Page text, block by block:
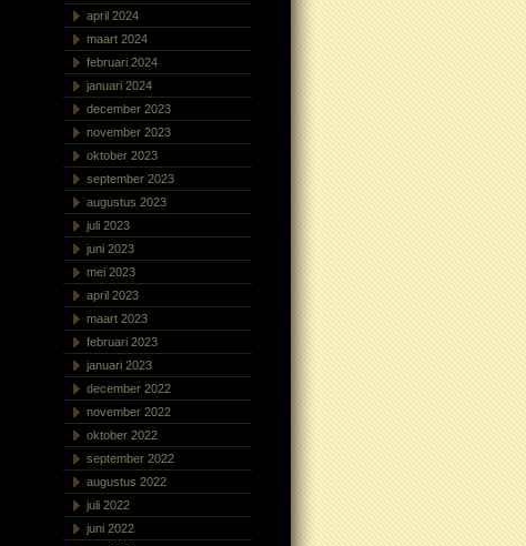
april 2024
maart 2024
februari 2024
januari 2024
december 2023
november 2023
oktober 2023
september 2023
augustus 2023
juli 2023
juni 2023
mei 2023
april 2023
maart 2023
februari 2023
januari 2023
december 2022
november 2022
oktober 2022
september 2022
augustus 2022
juli 2022
juni 2022